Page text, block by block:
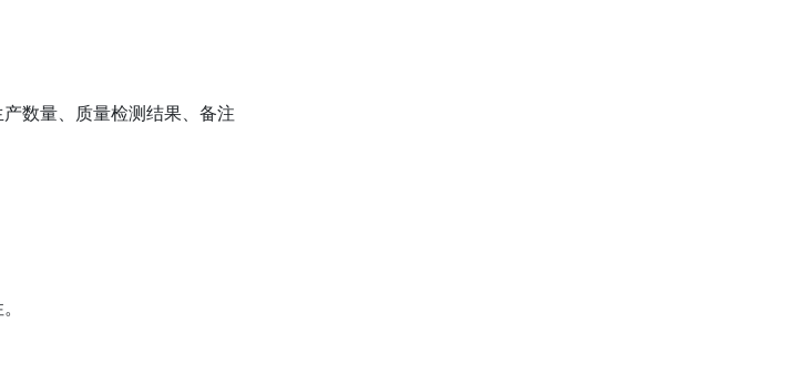
数量、质量检测结果、备注